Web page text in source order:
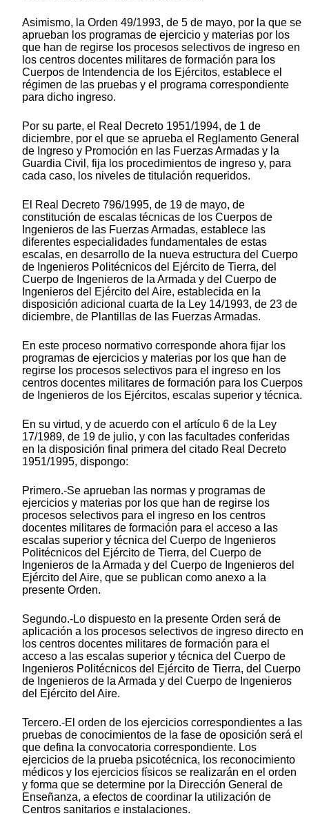
Asimismo, la Orden 49/1993, de 5 de mayo, por la que se
aprueban los programas de ejercicio y materias por los
que han de regirse los procesos selectivos de ingreso en
los centros docentes militares de formación para los
Cuerpos de Intendencia de los Ejércitos, establece el
régimen de las pruebas y el programa correspondiente
para dicho ingreso.
Por su parte, el Real Decreto 1951/1994, de 1 de
diciembre, por el que se aprueba el Reglamento General
de Ingreso y Promoción en las Fuerzas Armadas y la
Guardia Civil, fija los procedimientos de ingreso y, para
cada caso, los niveles de titulación requeridos.
El Real Decreto 796/1995, de 19 de mayo, de
constitución de escalas técnicas de los Cuerpos de
Ingenieros de las Fuerzas Armadas, establece las
diferentes especialidades fundamentales de estas
escalas, en desarrollo de la nueva estructura del Cuerpo
de Ingenieros Politécnicos del Ejército de Tierra, del
Cuerpo de Ingenieros de la Armada y del Cuerpo de
Ingenieros del Ejército del Aire, establecida en la
disposición adicional cuarta de la Ley 14/1993, de 23 de
diciembre, de Plantillas de las Fuerzas Armadas.
En este proceso normativo corresponde ahora fijar los
programas de ejercicios y materias por los que han de
regirse los procesos selectivos para el ingreso en los
centros docentes militares de formación para los Cuerpos
de Ingenieros de los Ejércitos, escalas superior y técnica.
En su virtud, y de acuerdo con el artículo 6 de la Ley
17/1989, de 19 de julio, y con las facultades conferidas
en la disposición final primera del citado Real Decreto
1951/1995, dispongo:
Primero.-Se aprueban las normas y programas de
ejercicios y materias por los que han de regirse los
procesos selectivos para el ingreso en los centros
docentes militares de formación para el acceso a las
escalas superior y técnica del Cuerpo de Ingenieros
Politécnicos del Ejército de Tierra, del Cuerpo de
Ingenieros de la Armada y del Cuerpo de Ingenieros del
Ejército del Aire, que se publican como anexo a la
presente Orden.
Segundo.-Lo dispuesto en la presente Orden será de
aplicación a los procesos selectivos de ingreso directo en
los centros docentes militares de formación para el
acceso a las escalas superior y técnica del Cuerpo de
Ingenieros Politécnicos del Ejército de Tierra, del Cuerpo
de Ingenieros de la Armada y del Cuerpo de Ingenieros
del Ejército del Aire.
Tercero.-El orden de los ejercicios correspondientes a las
pruebas de conocimientos de la fase de oposición será el
que defina la convocatoria correspondiente. Los
ejercicios de la prueba psicotécnica, los reconocimiento
médicos y los ejercicios físicos se realizarán en el orden
y forma que se determine por la Dirección General de
Enseñanza, a efectos de coordinar la utilización de
Centros sanitarios e instalaciones.